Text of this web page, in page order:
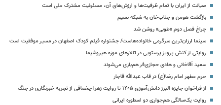
صیانت از ایران با تمام ظرفیت‌ها و ارزش‌های آن، مسئولیت مشترک ملی است
بازگشت هومن و جناب‌خان به شبکه نسیم
چراغ فصل دوم «طوبی» روشن شد
سینما ارزان‌ترین سرگرمی خانواده‌هاست/ جشنواره فیلم کودک اصفهان در مسیر موفقیت است
روایتی از کنش پرویز پرستویی در تالارهای موزه هیروشیما
سعید آقاخانی و هادی حجازی‌فر هم‌بازی می‌شوند
حرم مطهر امام رضا(ع) در قاب عبدالله قاجار
از فراخوان جایزه البرز دانش‌آموزی ۱۴۰۵ تا روایت زهرا چخماقی از تجربه خبرنگاری در جنگ
روایت یک‌سالگی هم‌جواری دو اسطوره‌ ایرانی